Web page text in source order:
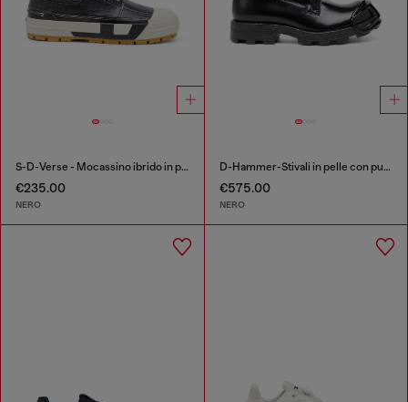
S-D-Verse - Mocassino ibrido in pelle
€235.00
NERO
D-Hammer-Stivali in pelle con puntale oval D
€575.00
NERO